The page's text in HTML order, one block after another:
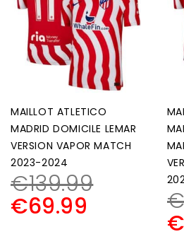
MAILLOT ATLETICO
MADRID DOMICILE LEMAR
VERSION VAPOR MATCH
2023-2024
€139.99
€69.99
€